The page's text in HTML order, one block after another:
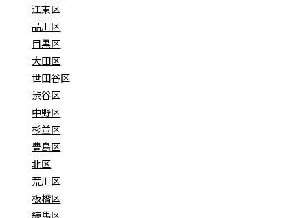
江東区
品川区
目黒区
大田区
世田谷区
渋谷区
中野区
杉並区
豊島区
北区
荒川区
板橋区